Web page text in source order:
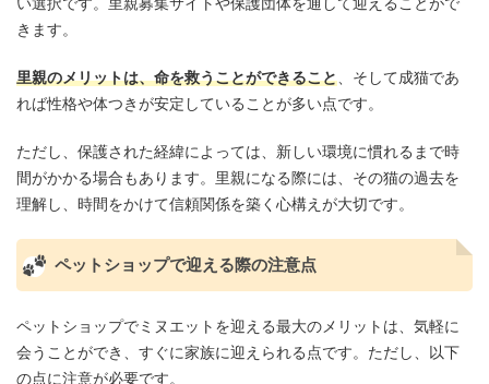
きます。
里親のメリットは、命を救うことができること、そして成猫であ
れば性格や体つきが安定していることが多い点です。
ただし、保護された経緯によっては、新しい環境に慣れるまで時
間がかかる場合もあります。里親になる際には、その猫の過去を
理解し、時間をかけて信頼関係を築く心構えが大切です。
ペットショップで迎える際の注意点
ペットショップでミヌエットを迎える最大のメリットは、気軽に
会うことができ、すぐに家族に迎えられる点です。ただし、以下
の点に注意が必要です。